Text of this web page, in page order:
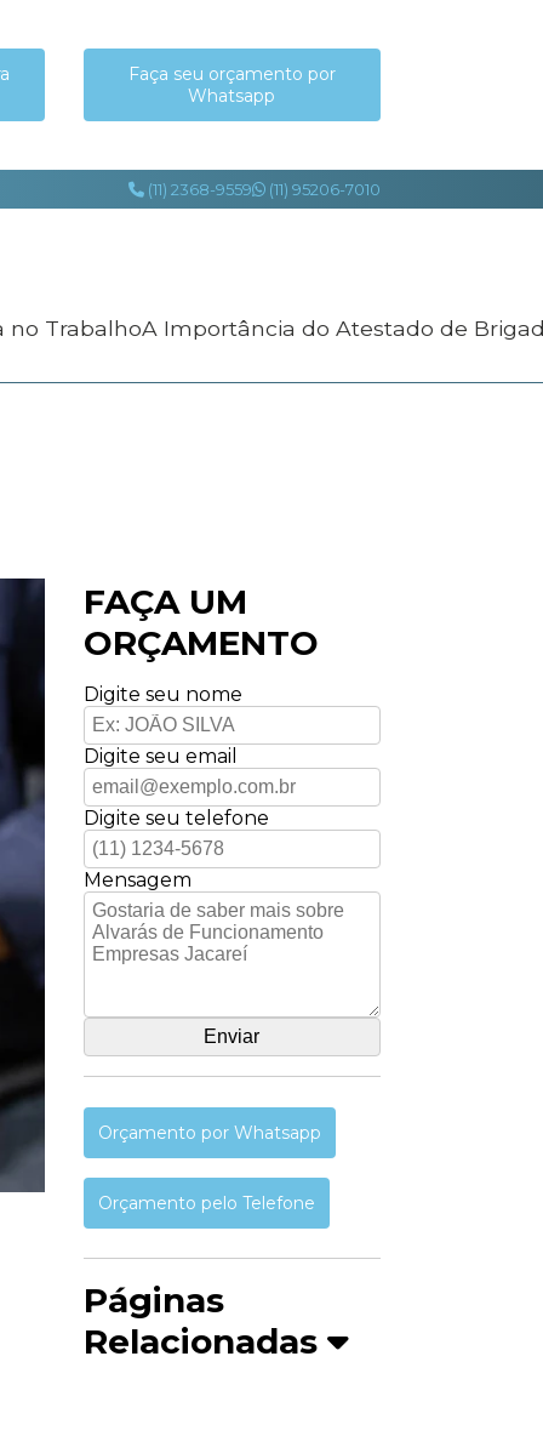
Faça seu orçamento por
Whatsapp
(11) 2368-9559 (11) 95206-7010
no Trabalho
A Importância do Atestado de
FAÇA UM
ORÇAMENTO
Digite seu nome
Digite seu email
Digite seu telefone
Mensagem
Orçamento por Whatsapp
Orçamento pelo Telefone
Páginas
Relacionadas